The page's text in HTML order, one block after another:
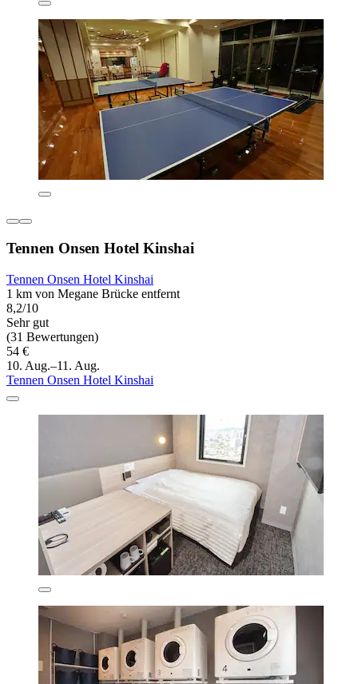
Tennen Onsen Hotel Kinshai
Tennen Onsen Hotel Kinshai
1 km von Megane Brücke entfernt
8,2/10
Sehr gut
(31 Bewertungen)
54 €
10. Aug.–11. Aug.
Tennen Onsen Hotel Kinshai